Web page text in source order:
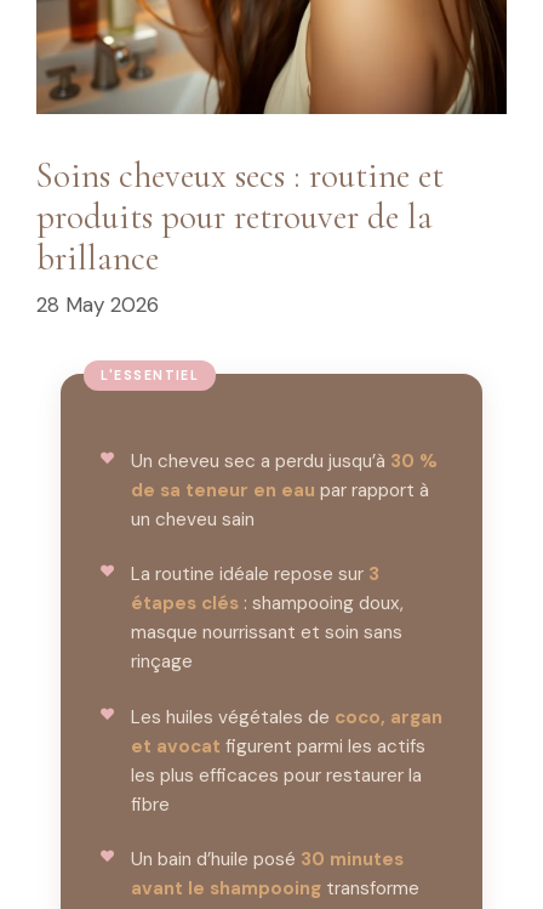
Soins cheveux secs : routine et
produits pour retrouver de la
brillance
28 May 2026
Un cheveu sec a perdu jusqu’à 30 %
de sa teneur en eau par rapport à
un cheveu sain
La routine idéale repose sur 3
étapes clés: shampooing doux,
masque nourrissant et soin sans
rinçage
Les huiles végétales de coco, argan
et avocat figurent parmi les actifs
les plus efficaces pour restaurer la
fibre
Un bain d’huile posé 30 minutes
avant le shampooingtransforme